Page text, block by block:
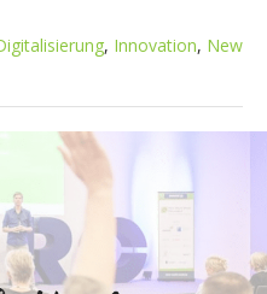
, Innovation, New